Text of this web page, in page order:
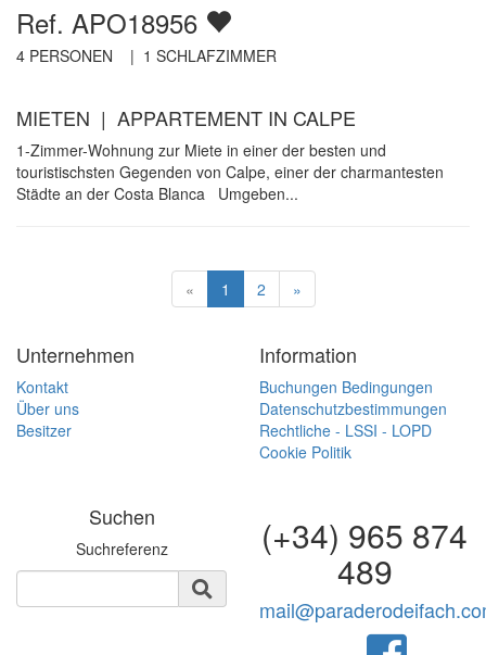
Ref. APO18956
4 PERSONEN | 1 SCHLAFZIMMER
MIETEN | APPARTEMENT IN CALPE
1-Zimmer-Wohnung zur Miete in einer der besten und
touristischsten Gegenden von Calpe, einer der charmantesten
Städte an der Costa Blanca Umgeben...
« 1 2 »
Unternehmen
Kontakt
Über uns
Besitzer
Information
Buchungen Bedingungen
Datenschutzbestimmungen
Rechtliche - LSSI - LOPD
Cookie Politik
Suchen
Suchreferenz (+34) 965 874
489